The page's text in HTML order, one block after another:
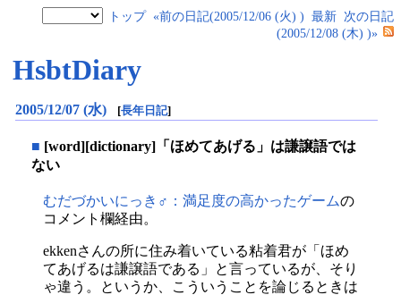
トップ «前の日記(2005/12/06 (火) ) 最新 次の日記
(2005/12/08 (木) )»
HsbtDiary
2005/12/07 (水) [長年日記]
■ [word][dictionary]「ほめてあげる」は謙譲語では
ない
むだづかいにっき♂：満足度の高かったゲームの
コメント欄経由。
ekkenさんの所に住み着いている粘着君が「ほめ
てあげるは謙譲語である」と言っているが、そり
ゃ違う。というか、こういうことを論じるときは